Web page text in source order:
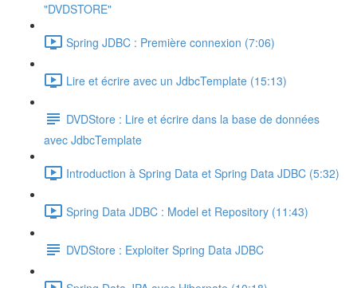
"DVDSTORE"
Spring JDBC : Première connexion (7:06)
Lire et écrire avec un JdbcTemplate (15:13)
DVDStore : Lire et écrire dans la base de données
avec JdbcTemplate
Introduction à Spring Data et Spring Data JDBC (5:32)
Spring Data JDBC : Model et Repository (11:43)
DVDStore : Exploiter Spring Data JDBC